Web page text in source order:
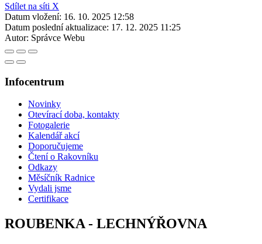
Sdílet na síti X
Datum vložení: 16. 10. 2025 12:58
Datum poslední aktualizace: 17. 12. 2025 11:25
Autor: Správce Webu
Infocentrum
Novinky
Otevírací doba, kontakty
Fotogalerie
Kalendář akcí
Doporučujeme
Čtení o Rakovníku
Odkazy
Měsíčník Radnice
Vydali jsme
Certifikace
ROUBENKA - LECHNÝŘOVNA